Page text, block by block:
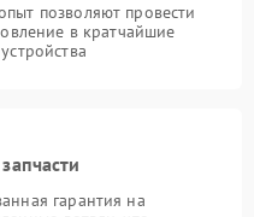
позволяют провести
в кратчайшие
гарантия на